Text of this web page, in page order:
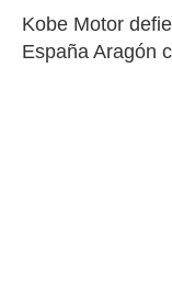
Kobe Motor
España Aragón